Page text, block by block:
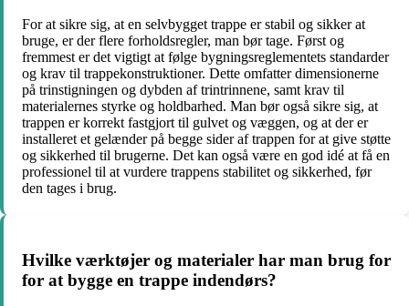
For at sikre sig, at en selvbygget trappe er stabil og sikker at
bruge, er der flere forholdsregler, man bør tage. Først og
fremmest er det vigtigt at følge bygningsreglementets standarder
og krav til trappekonstruktioner. Dette omfatter dimensionerne
på trinstigningen og dybden af trintrinnene, samt krav til
materialernes styrke og holdbarhed. Man bør også sikre sig, at
trappen er korrekt fastgjort til gulvet og væggen, og at der er
installeret et gelænder på begge sider af trappen for at give støtte
og sikkerhed til brugerne. Det kan også være en god idé at få en
professionel til at vurdere trappens stabilitet og sikkerhed, før
den tages i brug.
Hvilke værktøjer og materialer har man brug for
for at bygge en trappe indendørs?